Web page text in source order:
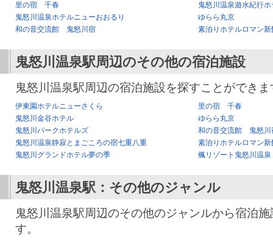
里の宿 千春
鬼怒川温泉遊水紀行
鬼怒川温泉ホテルニューおおるり
ゆらら丸京
和の音交流館 鬼怒川宿
素泊りホテルロマン
鬼怒川温泉駅周辺のその他の宿泊施設
鬼怒川温泉駅周辺の宿泊施設を探すことができま
伊東園ホテルニューさくら
里の宿 千春
鬼怒川金谷ホテル
ゆらら丸京
鬼怒川パークホテルズ
和の音交流館 鬼怒川
鬼怒川温泉静寂とまごころの宿七重八重
素泊りホテルロマン
鬼怒川グランドホテル夢の季
楓リゾート鬼怒川温泉
鬼怒川温泉駅 ：その他のジャンル
鬼怒川温泉駅周辺のその他のジャンルから宿泊
す。